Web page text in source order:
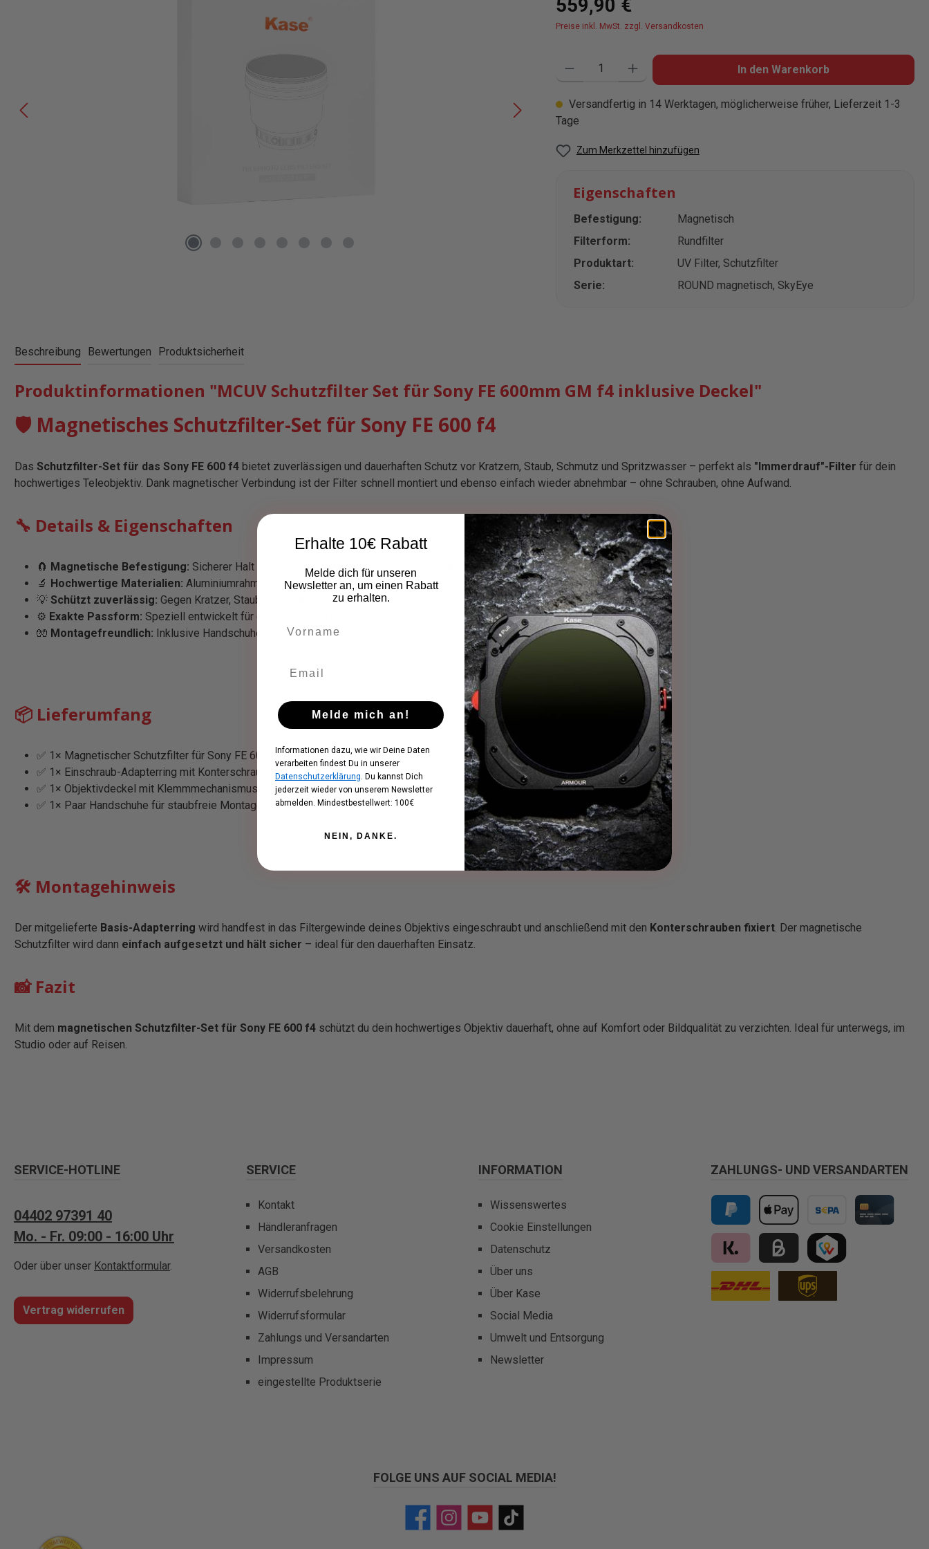
559,90 €
Preise inkl. MwSt. zzgl. Versandkosten
Produkt Anzahl: Gib den gewünschten Wert ein oder benutze die Schaltflächen um
In den Warenkorb
Versandfertig in 14 Werktagen, möglicherweise früher, Lieferzeit 1-3
Tage
Zum Merkzettel hinzufügen
Eigenschaften
Befestigung:
Magnetisch
Filterform:
Rundfilter
Produktart:
UV Filter, Schutzfilter
Serie:
ROUND magnetisch, SkyEye
Beschreibung Bewertungen Produktsicherheit
Produktinformationen "MCUV Schutzfilter Set für Sony FE 600mm GM f4 inklusive Deckel"
🛡️ Magnetisches Schutzfilter-Set für Sony FE 600 f4
Das Schutzfilter-Set für das Sony FE 600 f4 bietet zuverlässigen und dauerhaften Schutz vor Kratzern, Staub, Schmutz und Spritzwasser – perfekt als "Immerdrauf"-Filter für dein
hochwertiges Teleobjektiv. Dank magnetischer Verbindung ist der Filter schnell montiert und ebenso einfach wieder abnehmbar – ohne Schrauben, ohne Aufwand.
🔧 Details & Eigenschaften
🧲 Magnetische Befestigung: Sicherer Halt auf dem Basis-Adapterring – einfach & werkzeuglos
🔬 Hochwertige Materialien: Aluminiumrahmen mit Magnetstreifen & gehärtetes optisches Glas
💡 Schützt zuverlässig: Gegen Kratzer, Staub, Fingerabdrücke und leichte Stöße
⚙️ Exakte Passform: Speziell entwickelt für das Sony FE 600 f4 Objektiv
🧤 Montagefreundlich: Inklusive Handschuhe für saubere Installation
📦 Lieferumfang
✅ 1× Magnetischer Schutzfilter für Sony FE 600 f4
✅ 1× Einschraub-Adapterring mit Konterschrauben
✅ 1× Objektivdeckel mit Klemmmechanismus
✅ 1× Paar Handschuhe für staubfreie Montage
🛠️ Montagehinweis
Der mitgelieferte Basis-Adapterring wird handfest in das Filtergewinde deines Objektivs eingeschraubt und anschließend mit den Konterschrauben fixiert. Der magnetische
Schutzfilter wird dann einfach aufgesetzt und hält sicher – ideal für den dauerhaften Einsatz.
📸 Fazit
Mit dem magnetischen Schutzfilter-Set für Sony FE 600 f4 schützt du dein hochwertiges Objektiv dauerhaft, ohne auf Komfort oder Bildqualität zu verzichten. Ideal für unterwegs, im
Studio oder auf Reisen.
SERVICE-HOTLINE
04402 97391 40
Mo. - Fr. 09:00 - 16:00 Uhr
Oder über unser Kontaktformular.
Vertrag widerrufen
SERVICE
Kontakt
Händleranfragen
Versandkosten
AGB
Widerrufsbelehrung
Widerrufsformular
Zahlungs und Versandarten
Impressum
eingestellte Produktserie
INFORMATION
Wissenswertes
Cookie Einstellungen
Datenschutz
Über uns
Über Kase
Social Media
Umwelt und Entsorgung
Newsletter
ZAHLUNGS- UND VERSANDARTEN
PayPal Apple Pay Vorkasse
Klarna Kauf auf Rechnung für B2B via
TWINT
FOLGE UNS AUF SOCIAL MEDIA!
FacebookInstagramYouTubeTikTok
Erhalte 10€ Rabatt
Melde dich für unseren
Newsletter an, um einen Rabatt
zu erhalten.
Melde mich an!
Informationen dazu, wie wir Deine Daten
verarbeiten findest Du in unserer
Datenschutzerklärung . Du kannst Dich
jederzeit wieder von unserem Newsletter
abmelden. Mindestbestellwert: 100€
NEIN, DANKE.